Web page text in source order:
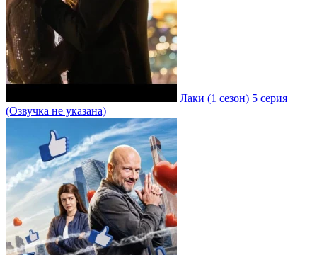
Лаки (1 сезон) 5 серия
(Озвучка не указана)